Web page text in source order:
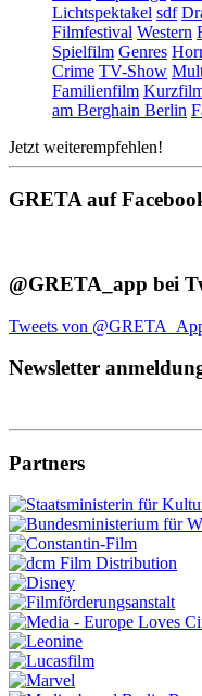
Lichtspektakel sdf
Filmfestival Western
Spielfilm Genres
Crime TV-Show
Familienfilm
am Berghain Berlin
Jetzt weiterempfehlen!
GRETA auf
@GRETA_app bei
Tweets von
Newsletter
Partners